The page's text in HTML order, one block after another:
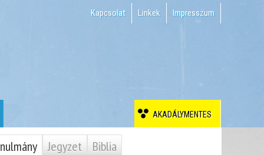
Kapcsolat Linkek Impresszum
AKADÁLYMENTES
Jegyzet Biblia